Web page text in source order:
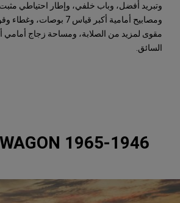
وتبريد أفضل، وباب خلفي، وإطار احتياطي
ومصابيح أمامية أكبر قياس 7
مقوى لمزيد من الصلابة، ومساحة زجاج أمامي
السائق.
1965-1946 WILLYS WAGON